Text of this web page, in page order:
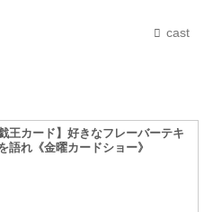
cast
戯王カード】好きなフレーバーテキ
語れ《金曜カードショー》